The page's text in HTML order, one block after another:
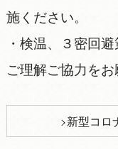
施ください。
・検温、３密回
ご理解ご協力をお
新型コロ